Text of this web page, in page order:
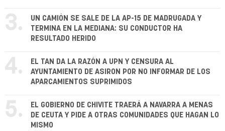
3.
UN CAMIÓN SE SALE DE LA AP-15 DE MADRUGADA Y
TERMINA EN LA MEDIANA: SU CONDUCTOR HA
RESULTADO HERIDO
4.
EL TAN DA LA RAZÓN A UPN Y CENSURA AL
AYUNTAMIENTO DE ASIRON POR NO INFORMAR DE LOS
APARCAMIENTOS SUPRIMIDOS
5.
EL GOBIERNO DE CHIVITE TRAERÁ A NAVARRA A MENAS
DE CEUTA Y PIDE A OTRAS COMUNIDADES QUE HAGAN LO
MISMO